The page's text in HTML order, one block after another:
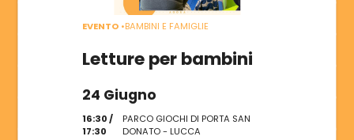
EVENTI
CONTATTI
CATALOGO
EVENTO •BAMBINI E FAMIGLIE
Letture per bambini
24 Giugno
16:30 /
17:30
PARCO GIOCHI DI PORTA SAN
DONATO - LUCCA